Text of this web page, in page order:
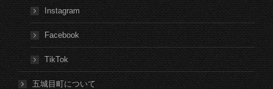
Instagram
Facebook
TikTok
五城目町について